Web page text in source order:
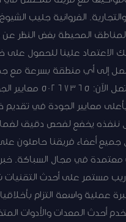
الفروانية جليب الشيوخ
المحيطة بغض النظر
الاعتماد علينا للحصول على
نصل إلى أي منطقة بسرعة مع
المعدات اللازمة. اتصل الآن:
بأعلى معايير الجودة في
ننفذه يخضع لفحص دقيق
أعضاء فريقنا حاصلون
في مجال السباكة.
مستمر على أحدث التقنيات
عملية واسعة التزام
أحدث المعدات والأدوات